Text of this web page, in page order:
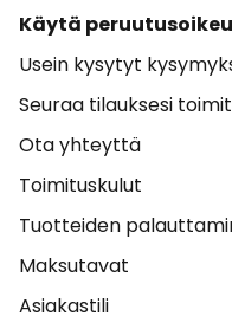
Käytä
Usein kysytyt
Seuraa tilauksesi
Ota yhteyttä
Toimituskulut
Tuotteiden
Maksutavat
Asiakastili